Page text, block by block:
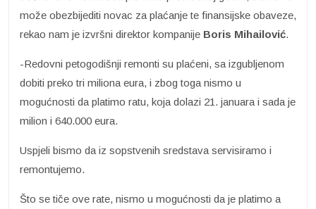
može obezbijediti novac za plaćanje te finansijske obaveze,
rekao nam je izvršni direktor kompanije Boris Mihailović.
-Redovni petogodišnji remonti su plaćeni, sa izgubljenom
dobiti preko tri miliona eura, i zbog toga nismo u
mogućnosti da platimo ratu, koja dolazi 21. januara i sada je
milion i 640.000 eura.
Uspjeli bismo da iz sopstvenih sredstava servisiramo i
remontujemo.
Što se tiče ove rate, nismo u mogućnosti da je platimo a